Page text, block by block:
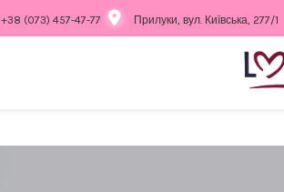
+38 (073) 457-47-77 Прилуки, вул. Київська, 277/1